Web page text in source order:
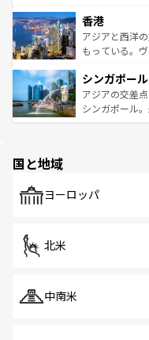
とつ。フォー
ひ現地で味わ
が旅行者を迎
参照してほしい
の活気が交差
帯で自然と触
いビーチでリ
激する。気候
が待っている
た文化、そし
香港
アジアと西洋
もっている。
み、どこを訪
ており、効率
うな絶景から
シンガポール
アジアの交差
シンガポール
で、ホーカー
国と地域
ヨーロッパ
北米
中南米